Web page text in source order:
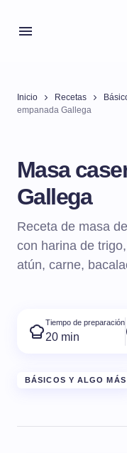
Inicio Recetas
empanada Gallega
Masa
Gallega
Receta de masa
con harina de
atún, carne,
Tiempo de preparación
20 min
BÁSICOS Y ALGO MÁS